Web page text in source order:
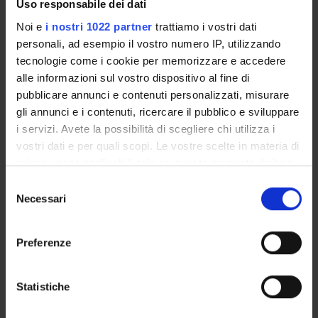
Uso responsabile dei dati
Noi e i nostri 1022 partner trattiamo i vostri dati
personali, ad esempio il vostro numero IP, utilizzando
tecnologie come i cookie per memorizzare e accedere
alle informazioni sul vostro dispositivo al fine di
pubblicare annunci e contenuti personalizzati, misurare
gli annunci e i contenuti, ricercare il pubblico e sviluppare
i servizi. Avete la possibilità di scegliere chi utilizza i
vostri dati e per quali scopi. Le vostre scelte in materia di
privacy sono applicabili solo su questa proprietà digitale
modificare o revocare il proprio consenso in qualsiasi
momento dalla Dichiarazione sui cookie o facendo clic
raccogliere informazioni sulla tua posizione
geografica, con un'approssimazione di qualche
delNecessari
Preferenze
Statistiche
ORGANIZZAZIONE
GOVERNANCE
COMMISSIONI
UFFICI E STRUTTURE DI SERVIZIO
STRUTTURE DEL DIPARTIMENTO
LABORATORI